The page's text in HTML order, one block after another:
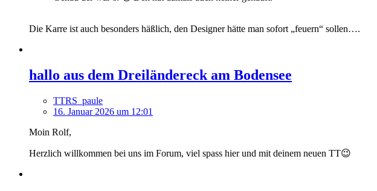
Die Karre ist auch besonders häßlich, den Designer hätte man sofort „feuern“ sollen….
hallo aus dem Dreiländereck am Bodensee
TTRS_paule
16. Januar 2026 um 12:01
Moin Rolf,
Herzlich willkommen bei uns im Forum, viel spass hier und mit deinem neuen TT😉